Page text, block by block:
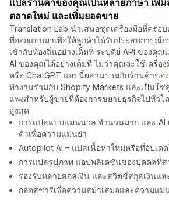
แปลร้านค้าของคุณเป็นหลายภาษา เพิ่ม
ตลาดใหม่ และเพิ่มยอดขาย
Translation Lab นำเสนอชุดเครื่องมือที่ครอ
ที่ออกแบบมาเพื่อให้ลูกค้าได้รับประสบการณ์
เข้ากับท้องถิ่นอย่างเต็มที่ ระบุคีย์ API ของคุณ
AI ของคุณได้อย่างเต็มที่ ไม่ว่าคุณจะใช้เครื่อ
หรือ ChatGPT แอปนี้ผสานรวมกับร้านค้าขอ
ทำงานร่วมกับ Shopify Markets และเป็นโ
แพงสำหรับผู้ขายที่ต้องการขยายธุรกิจไปทั่วโ
สูงสุด
การแปลแบบแมนนวล จำนวนมาก และ AI
ค้าเพื่อความแม่นยำ
Autopilot AI – แปลเนื้อหาใหม่หรือที่อัปเด
การแปลรูปภาพ แอปพลิเคชันของบุคคลที่ส
รองรับหลายสกุลเงิน และสวิตช์สกุลเงินแล
กลอสซารีเพื่อความสม่ำเสมอและความแม่